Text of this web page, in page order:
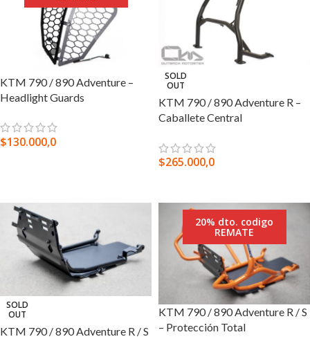
KTM 790 / 890 Adventure –
Headlight Guards
$130.000,0
SOLD
OUT
KTM 790 / 890 Adventure R –
Caballete Central
$265.000,0
SOLD
OUT
KTM 790 / 890 Adventure R / S
20% dto. codigo
REMATE
KTM 790 / 890 Adventure R / S
– Protección Total